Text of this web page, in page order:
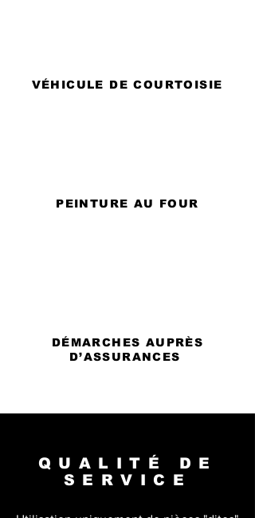
VÉHICULE DE COURTOISIE
PEINTURE AU FOUR
DÉMARCHES AUPRÈS
D’ASSURANCES
QUALITÉ DE
SERVICE